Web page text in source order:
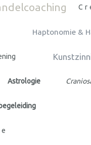
Haptonomie &
Astrologie